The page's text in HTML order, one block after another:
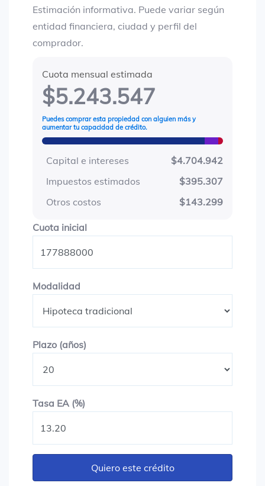
Estimación informativa. Puede variar según
entidad financiera, ciudad y perfil del
comprador.
Cuota mensual estimada
$5.243.547
Puedes comprar esta propiedad con alguien más y
aumentar tu capacidad de crédito.
Capital e intereses
$4.704.942
Impuestos estimados
$395.307
Otros costos
$143.299
Cuota inicialCuota inicial
Modalidad
Plazo (años)
Tasa EA (%)
Quiero este crédito